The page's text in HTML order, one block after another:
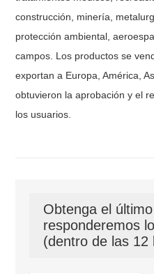
construcción, minería,
protección ambiental,
campos. Los productos se
exportan a Europa, América,
obtuvieron la aprobación y el
los usuarios.
Obtenga el
responderemos
(dentro de las 12